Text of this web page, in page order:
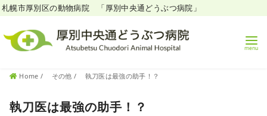
札幌市厚別区の動物病院 「厚別中央通どうぶつ病院」
Home その他 執刀医は最強の助手！？
執刀医は最強の助手！？